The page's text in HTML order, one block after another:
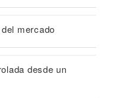
mercado
desde un